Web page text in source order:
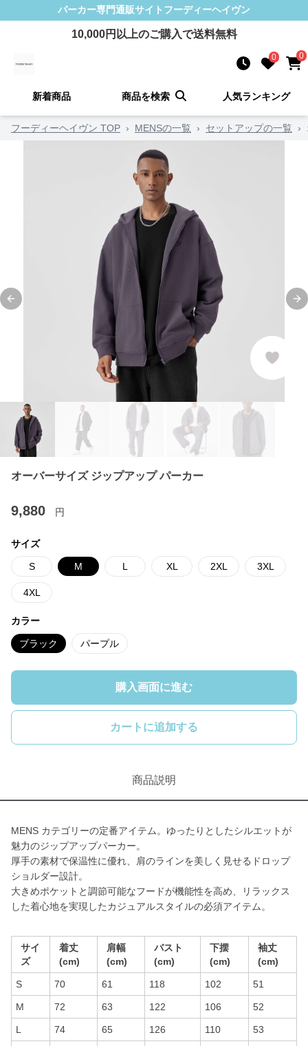
パーカー専門通販サイト フーディーヘイヴン
10,000円以上のご購入で送料無料
0 0
新着商品 商品を検索 人気ランキング
フーディーヘイヴン TOP › MENSの一覧 › セットアップの一覧 ›
Previous slide
オーバーサイズ ジップアップ パーカー
9,880 円
サイズ
S M L XL 2XL 3XL
4XL
カラー
ブラック パープル
購入画面に進む
カートに追加する
商品説明
MENS カテゴリーの定番アイテム。ゆったりとしたシルエットが
魅力のジップアップパーカー。
厚手の素材で保温性に優れ、肩のラインを美しく見せるドロップ
ショルダー設計。
大きめポケットと調節可能なフードが機能性を高め、リラックス
した着心地を実現したカジュアルスタイルの必須アイテム。
サイ
ズ
着丈
(cm)
肩幅
(cm)
バスト
(cm)
下摆
(cm)
袖丈
(cm)
S 70 61 118 102 51
M 72 63 122 106 52
L 74 65 126 110 53